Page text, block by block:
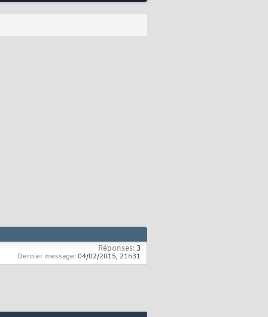
Réponses: 3
Dernier message: 04/02/2015, 21h31